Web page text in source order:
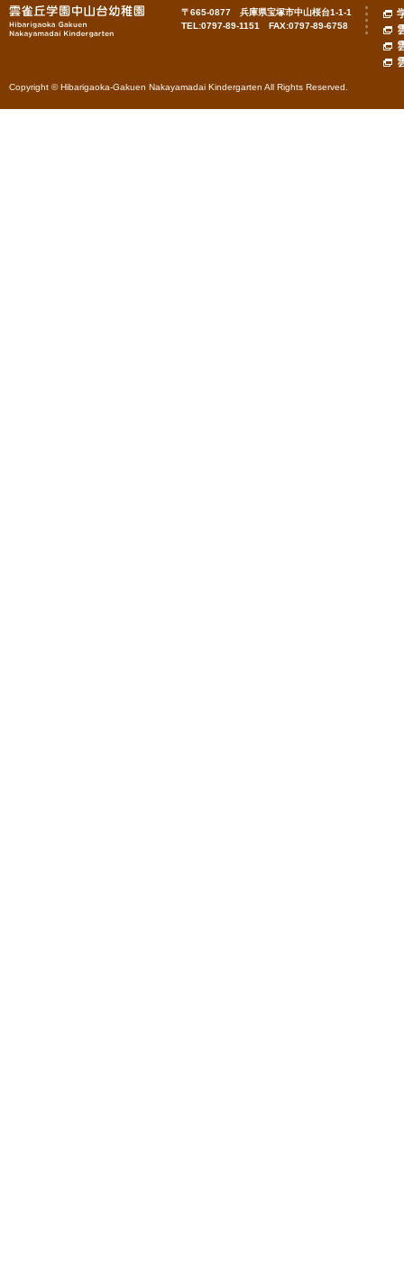
〒665-0877 兵庫県宝塚市中山桜台1-1-1
TEL:0797-89-1151 FAX:0797-89-6758
Copyright © Hibarigaoka-Gakuen Nakayamadai Kindergarten All Rights Reserved.